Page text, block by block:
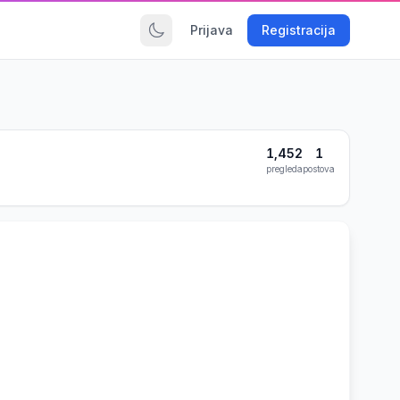
Prijava Registracija
1,452
pregleda
1
postova